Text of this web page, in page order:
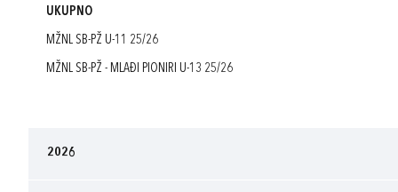
UKUPNO
MŽNL SB-PŽ U-11 25/26
MŽNL SB-PŽ - MLAĐI PIONIRI U-13 25/26
2026